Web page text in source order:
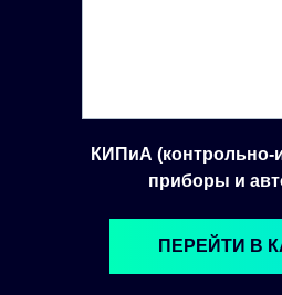
КИПиА (контрольно-
приборы и
ПЕРЕЙТИ В